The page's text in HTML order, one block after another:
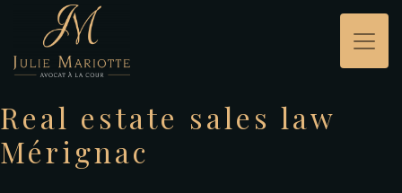
Panneau de gestion des cookies
Real estate sales law
Mérignac